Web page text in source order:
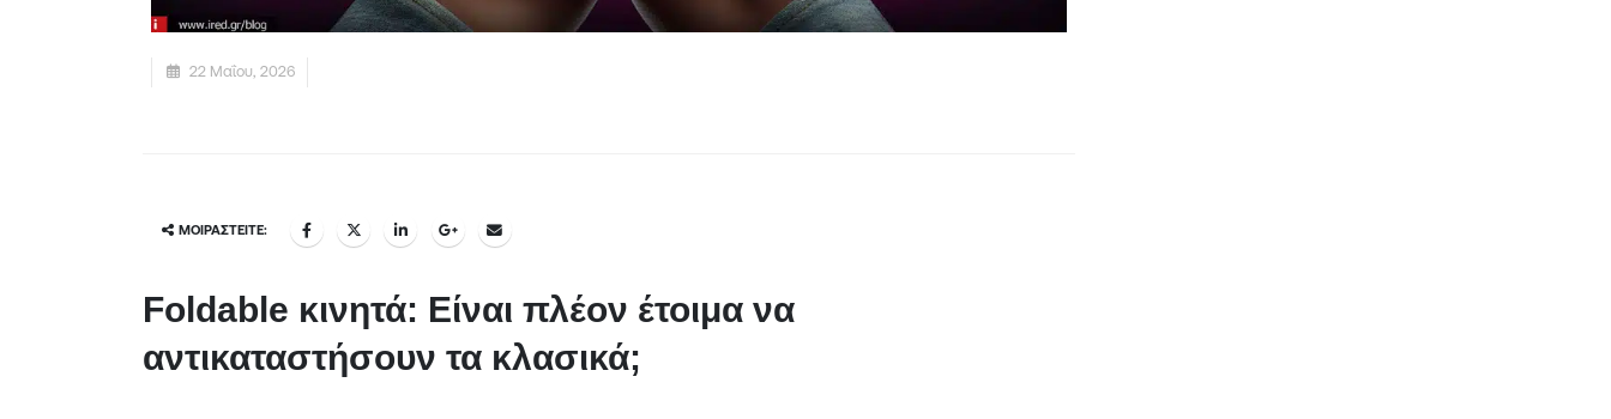
22 Μαΐου, 2026
ΜΟΙΡΑΣΤΕΊΤΕ:
Foldable κινητά: Είναι πλέον έτοιμα να
αντικαταστήσουν τα κλασικά;